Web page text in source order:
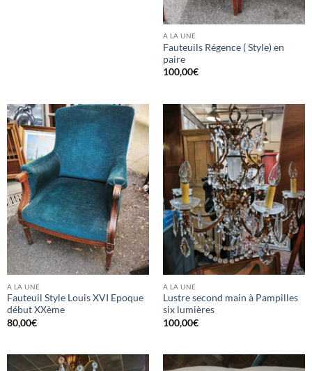
A LA UNE
Fauteuils Régence ( Style) en
paire
100,00€
A LA UNE
Fauteuil Style Louis XVI Epoque
début XXème
80,00€
A LA UNE
Lustre second main à Pampilles
six lumières
100,00€